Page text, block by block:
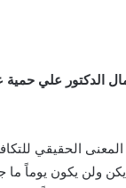
الدكتور علي حمية
الحقيقي
ولن يكون يوماً ما